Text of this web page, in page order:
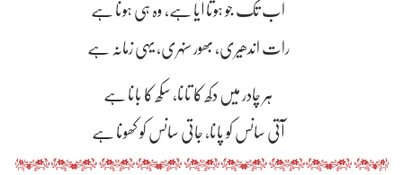
اب تک جو ہوتا آیا ہے، وہ ہی ہونا ہے
رات اندھیری، بھور سنہری، یہی زمانہ ہے
ہر چادر میں دکھ کا تانا، سکھ کا بانا ہے
آتی سانس کو پانا، جاتی سانس کو کھونا ہے